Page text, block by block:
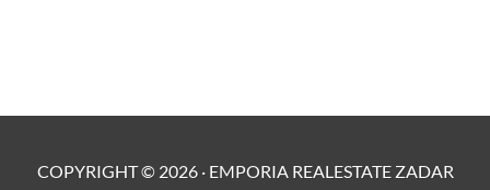
COPYRIGHT © 2026· EMPORIA REALESTATE ZADAR